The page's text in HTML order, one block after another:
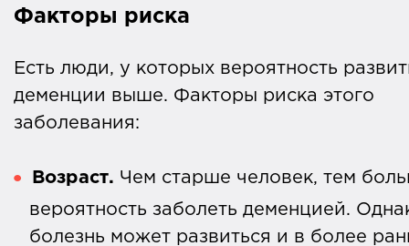
Факторы риска
Есть люди, у которых вероятность
деменции выше. Факторы риска этого
заболевания:
Возраст. Чем старше человек, тем
вероятность заболеть деменцией.
болезнь может развиться и в более